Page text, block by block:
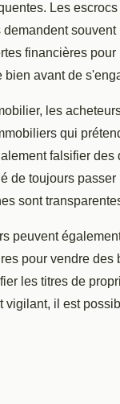
Les
financières pour
avant de
les
qui
falsifier
de toujours
sont
peuvent
pour vendre des
les titres de
il est